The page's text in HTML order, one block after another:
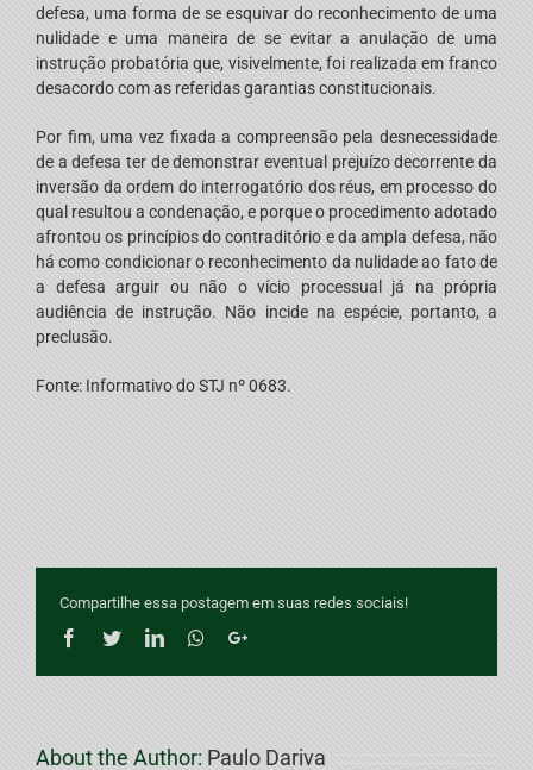
defesa, uma forma de se esquivar do reconhecimento de uma
nulidade e uma maneira de se evitar a anulação de uma
instrução probatória que, visivelmente, foi realizada em franco
desacordo com as referidas garantias constitucionais.
Por fim, uma vez fixada a compreensão pela desnecessidade
de a defesa ter de demonstrar eventual prejuízo decorrente da
inversão da ordem do interrogatório dos réus, em processo do
qual resultou a condenação, e porque o procedimento adotado
afrontou os princípios do contraditório e da ampla defesa, não
há como condicionar o reconhecimento da nulidade ao fato de
a defesa arguir ou não o vício processual já na própria
audiência de instrução. Não incide na espécie, portanto, a
preclusão.
Fonte: Informativo do STJ nº 0683.
Compartilhe essa postagem em suas redes sociais!
Facebook
TwitterLinkedInWhatsappGoogle+
About the Author: Paulo Dariva